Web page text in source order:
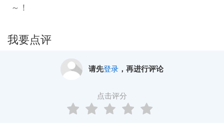
～！
我要点评
请先登录，再进行评论
点击评分